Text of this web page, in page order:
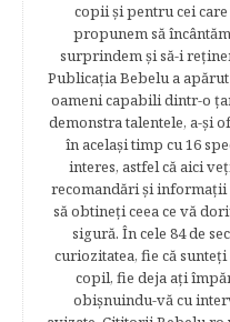
copii şi pentru cei
propunem să
surprindem şi să-i
Publicația Bebelu a
oameni capabili dintr-o
demonstra talentele, a-şi
în acelaşi timp cu 16
interes, astfel că aici
recomandări şi informaţii
să obtineţi ceea ce vă
sigură. În cele 84 de
curiozitatea, fie că
copil, fie deja aţi
obişnuindu-vă cu